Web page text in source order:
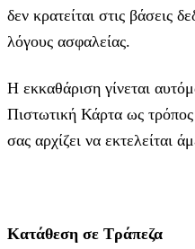
δεν κρατείται στις βάσεις
λόγους ασφαλείας.
Η εκκαθάριση γίνεται
Πιστωτική Κάρτα ως
σας αρχίζει να εκτελείται
Κατάθεση σε Τράπεζα